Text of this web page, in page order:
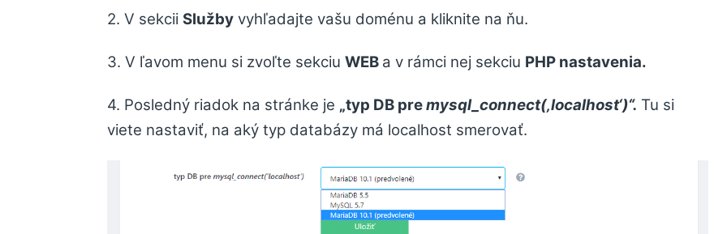
2. V sekcii Služby vyhľadajte vašu doménu a kliknite na ňu.
3. V ľavom menu si zvoľte sekciu WEB a v rámci nej sekciu PHP nastavenia.
4. Posledný riadok na stránke je „typ DB premysql_connect(‚localhost‘)“. Tu si
viete nastaviť, na aký typ databázy má localhost smerovať.